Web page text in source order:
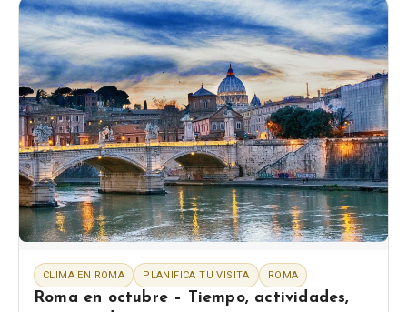
CLIMA EN ROMA PLANIFICA TU VISITA ROMA
Roma en octubre – Tiempo, actividades,